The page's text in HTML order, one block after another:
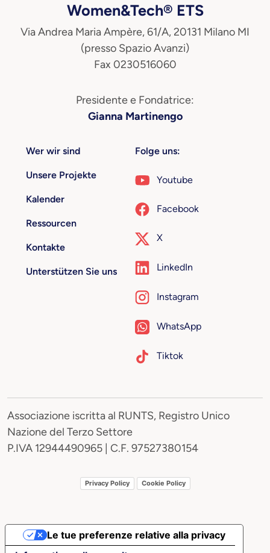
Women&Tech® ETS
Via Andrea Maria Ampère, 61/A, 20131 Milano MI
(presso Spazio Avanzi)
Fax 0230516060
Presidente e Fondatrice:
Gianna Martinengo
Wer wir sind
Unsere Projekte
Kalender
Ressourcen
Kontakte
Unterstützen Sie uns
Folge uns:
Youtube
Facebook
X
LinkedIn
Instagram
WhatsApp
Tiktok
Associazione iscritta al RUNTS, Registro Unico
Nazione del Terzo Settore
P.IVA 12944490965 | C.F. 97527380154
Privacy Policy Cookie Policy
Le tue preferenze relative alla privacy